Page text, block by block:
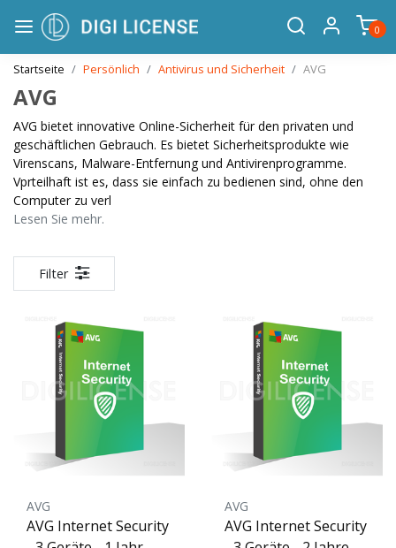
0
Startseite Persönlich Antivirus und Sicherheit AVG
AVG
AVG bietet innovative Online-Sicherheit für den privaten und
geschäftlichen Gebrauch. Es bietet Sicherheitsprodukte wie
Virenscans, Malware-Entfernung und Antivirenprogramme.
Vprteilhaft ist es, dass sie einfach zu bedienen sind, ohne den
Computer zu verl
Lesen Sie mehr.
Filter
AVG
AVG Internet Security
AVG
AVG Internet Security